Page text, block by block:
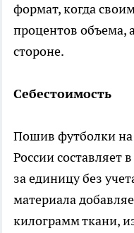
формат, когда
процентов объема,
стороне.
Себестоимость
Пошив футболки на
России составляет
за единицу без
материала
килограмм ткани,